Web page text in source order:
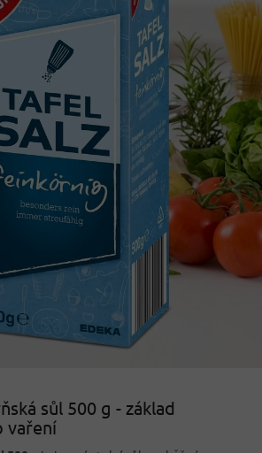
sůl 500 g - základ
vaření